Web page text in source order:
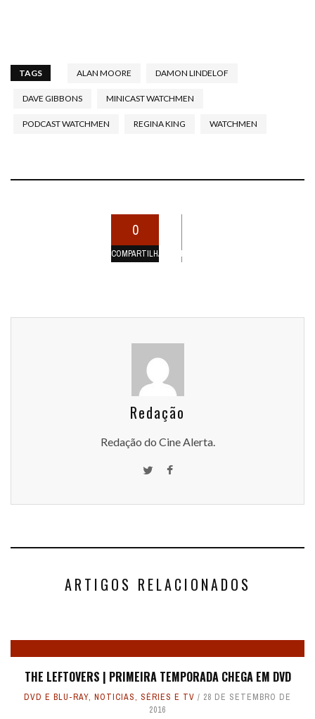
TAGS ALAN MOORE DAMON LINDELOF
DAVE GIBBONS MINICAST WATCHMEN
PODCAST WATCHMEN REGINA KING WATCHMEN
0
COMPARTILHAMENTOS
Redação
Redação do Cine Alerta.
ARTIGOS RELACIONADOS
THE LEFTOVERS | PRIMEIRA TEMPORADA CHEGA EM DVD
DVD E BLU-RAY, NOTICIAS, SÉRIES E TV
28 DE SETEMBRO DE
2016